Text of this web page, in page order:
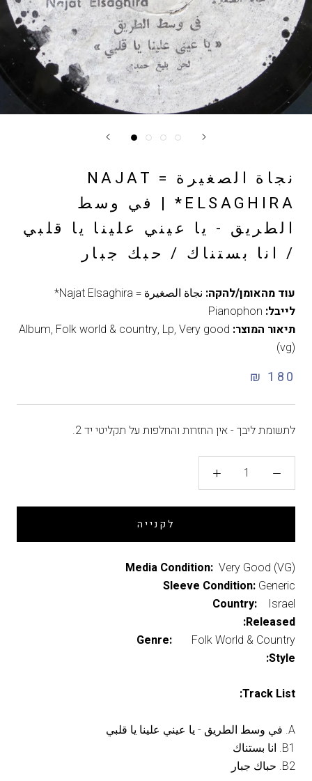
نجاة الصغيرة = NAJAT
ELSAGHIRA* | في وسط
الطريق - يا عيني علينا يا قلبي
/ انا بستناك / حبك جبار
עוד מהאומן/להקה: نجاة الصغيرة = Najat Elsaghira*
לייבל: Pianophon
תיאור המוצר:
Album, Folk world & country, Lp, Very good
(vg)
180 ₪
לתשומת ליבך - אין החזרות והחלפות על תקליטי יד 2.
לקנייה
Media Condition: Very Good (VG)
Sleeve Condition: Generic
Country: Israel
Released:
Genre: Folk World & Country
Style:
Track List:
A. في وسط الطريق - يا عيني علينا يا قلبي
B1. انا بستناك
B2. حباك جبار